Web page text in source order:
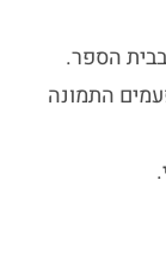
הספר.
התמונה
.